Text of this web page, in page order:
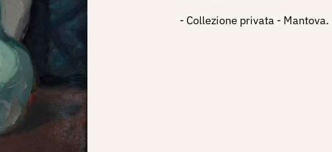
- Collezione privata - Mantova.